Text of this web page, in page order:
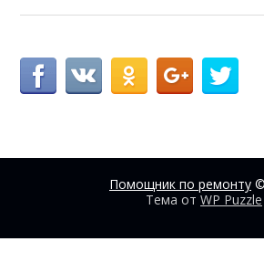
Помощник по ремонту
Тема от WP Puzzle